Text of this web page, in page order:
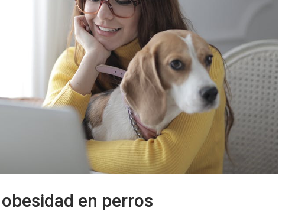
en perros